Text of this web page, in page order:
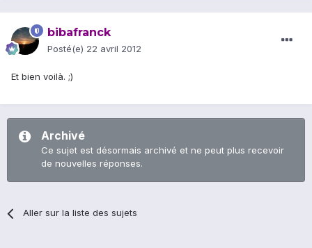
bibafranck
Posté(e) 22 avril 2012
Et bien voilà. ;)
Archivé
Ce sujet est désormais archivé et ne peut plus recevoir
de nouvelles réponses.
Aller sur la liste des sujets